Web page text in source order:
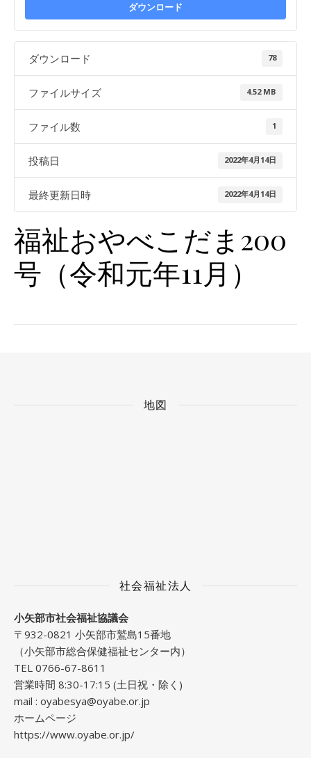
ダウンロード
ダウンロード 78
ファイルサイズ 4.52 MB
ファイル数 1
投稿日 2022年4月14日
最終更新日時 2022年4月14日
福祉おやべこだま200
号（令和元年11月）
地図
社会福祉法人
小矢部市社会福祉協議会
〒932-0821 小矢部市鷲島15番地
（小矢部市総合保健福祉センター内）
TEL 0766-67-8611
営業時間 8:30-17:15 (土日祝・除く)
mail : oyabesya@oyabe.or.jp
ホームページ
https://www.oyabe.or.jp/